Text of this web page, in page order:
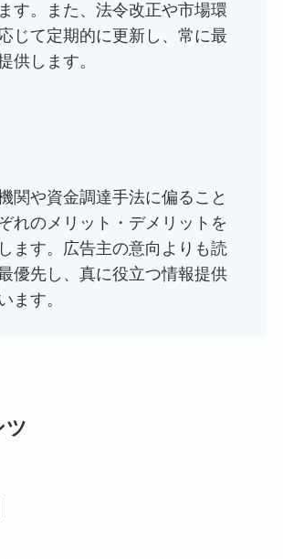
す。また、法令改正や市場環
じて定期的に更新し、常に最
供します。
関や資金調達手法に偏ること
れのメリット・デメリットを
ます。広告主の意向よりも読
優先し、真に役立つ情報提供
ます。
ツ